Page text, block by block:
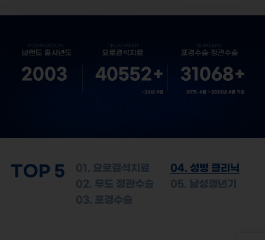
2003 40552+
~26년 4월
31068+
2015. 6월 ~ 2026년 4월 기준
TOP 5
01. 요로결석치료
02. 무도 정관수술
03. 포경수술
04. 성병 클리닉
05. 남성갱년기